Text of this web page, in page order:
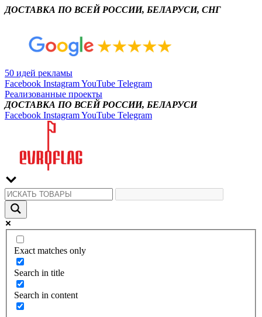
ДОСТАВКА ПО ВСЕЙ РОССИИ, БЕЛАРУСИ, СНГ
50 идей рекламы
Facebook InstagramYouTube Telegram
Реализованные проекты
ДОСТАВКА ПО ВСЕЙ РОССИИ, БЕЛАРУСИ
Facebook InstagramYouTube Telegram
Exact matches only
Search in title
Search in content